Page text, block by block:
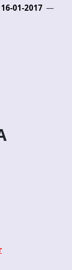
16-01-2017